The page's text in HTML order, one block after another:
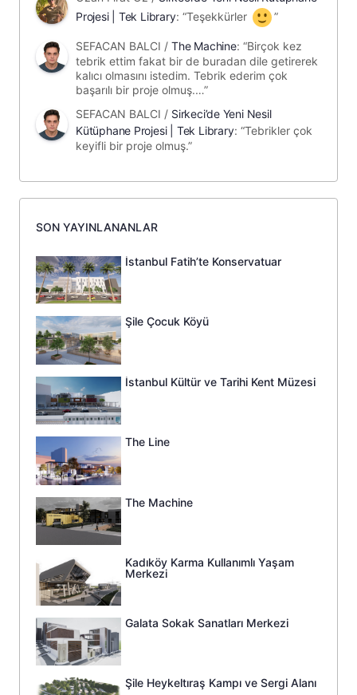
Projesi | Tek Library: “Teşekkürler ”
SEFACAN BALCI / The Machine: “Birçok kez
tebrik ettim fakat bir de buradan dile getirerek
kalıcı olmasını istedim. Tebrik ederim çok
başarılı bir proje olmuş.…”
SEFACAN BALCI / Sirkeci’de Yeni Nesil
Kütüphane Projesi | Tek Library: “Tebrikler çok
keyifli bir proje olmuş.”
SON YAYINLANANLAR
İstanbul Fatih’te Konservatuar
Şile Çocuk Köyü
İstanbul Kültür ve Tarihi Kent Müzesi
The Line
The Machine
Kadıköy Karma Kullanımlı Yaşam
Merkezi
Galata Sokak Sanatları Merkezi
Şile Heykeltıraş Kampı ve Sergi Alanı